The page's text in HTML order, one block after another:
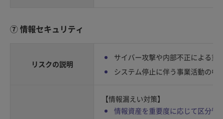
⑦ 情報セキュリティ
リスクの説明
サイバー攻撃や内部不正による重
システム停止に伴う事業活動の中
【情報漏えい対策】
情報資産を重要度に応じて区分管